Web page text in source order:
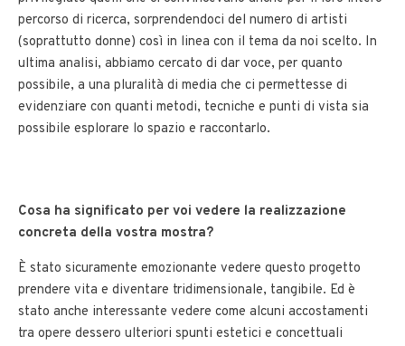
percorso di ricerca, sorprendendoci del numero di artisti
(soprattutto donne) così in linea con il tema da noi scelto. In
ultima analisi, abbiamo cercato di dar voce, per quanto
possibile, a una pluralità di media che ci permettesse di
evidenziare con quanti metodi, tecniche e punti di vista sia
possibile esplorare lo spazio e raccontarlo.
Cosa ha significato per voi vedere la realizzazione
concreta della vostra mostra?
È stato sicuramente emozionante vedere questo progetto
prendere vita e diventare tridimensionale, tangibile. Ed è
stato anche interessante vedere come alcuni accostamenti
tra opere dessero ulteriori spunti estetici e concettuali